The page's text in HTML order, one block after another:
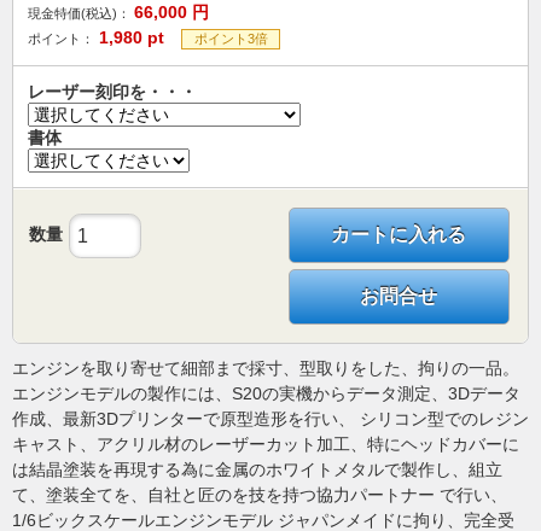
現金特価(税込)： 66,000 円
ポイント： 1,980 pt ポイント3倍
レーザー刻印を・・・
書体
数量 カートに入れる
お問合せ
エンジンを取り寄せて細部まで採寸、型取りをした、拘りの一品。
エンジンモデルの製作には、S20の実機からデータ測定、3Dデータ
作成、最新3Dプリンターで原型造形を行い、 シリコン型でのレジン
キャスト、アクリル材のレーザーカット加工、特にヘッドカバーに
は結晶塗装を再現する為に金属のホワイトメタルで製作し、組立
て、塗装全てを、自社と匠のを技を持つ協力パートナー で行い、
1/6ビックスケールエンジンモデル ジャパンメイドに拘り、完全受